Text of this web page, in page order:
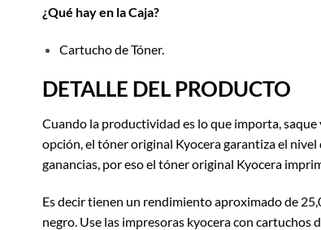
¿Qué hay en la Caja?
Cartucho de Tóner.
DETALLE DEL PRODUCTO
Cuando la productividad es lo que importa,
opción, el tóner original Kyocera garantiza el nivel
ganancias, por eso el tóner original Kyocera
Es decir tienen un rendimiento aproximado de
negro. Use las impresoras kyocera con